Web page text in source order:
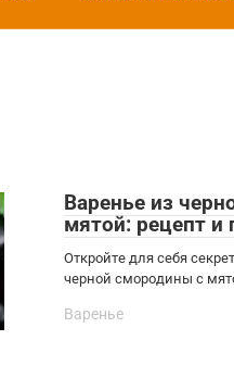
Варенье из
мятой: рецепт и
Откройте для себя
черной смородины с
Варенье